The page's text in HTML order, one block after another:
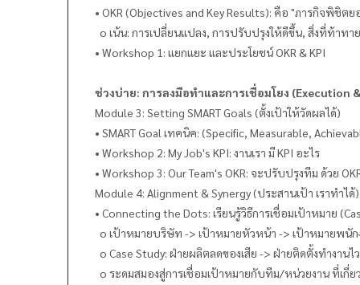
• OKR (Objectives and Key Results): คือ "ภารกิจพิชิตย
o เน้น: การเปลี่ยนแปลง, การปรับปรุงให้ดีขึ้น, สิ่งที่ท้าทาย
• Workshop 1: แยกแยะ และประโยชน์ OKR & KPI
ช่วงบ่าย: การลงมือทำและการเชื่อมโยง (Execution
Module 3: Setting SMART Goals (ตั้งเป้าให้วัดผลได้)
• SMART Goal เทคนิค: (Specific, Measurable,
• Workshop 2: My Job's KPI: งานเรา มี KPI อะไร
• Workshop 3: Our Team's OKR: จะปรับปรุงทีม ด้วย
Module 4: Alignment & Synergy (ประสานเป้า เราทำได้)
• Connecting the Dots: เรียนรู้วิธีการเชื่อมเป้าหมาย
o เป้าหมายบริษัท -> เป้าหมายหัวหน้า -> เป้าหมายพนัก
o Case Study: ฝ่ายผลิตลดของเสีย -> ฝ่ายติดตั้งทำงานไ
o ระดมสมองสู่การเชื่อมเป้าหมายกับทีม/หน่วยงาน ที่เกี่ย